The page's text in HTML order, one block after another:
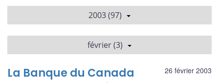
2003 (97)
février (3)
26 février 2003
La Banque du Canada